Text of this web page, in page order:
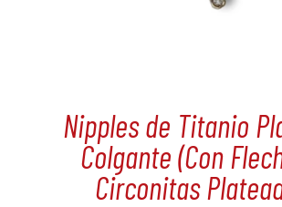
Nipples de Titanio
Colgante (Con
Circonitas